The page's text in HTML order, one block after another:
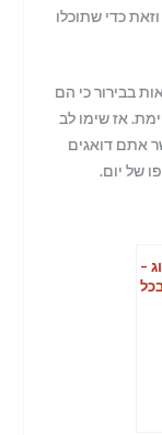
כדי שתוכלו
בבירור כי הם
אז שימו לב
אתם דואגים
של יום.
–